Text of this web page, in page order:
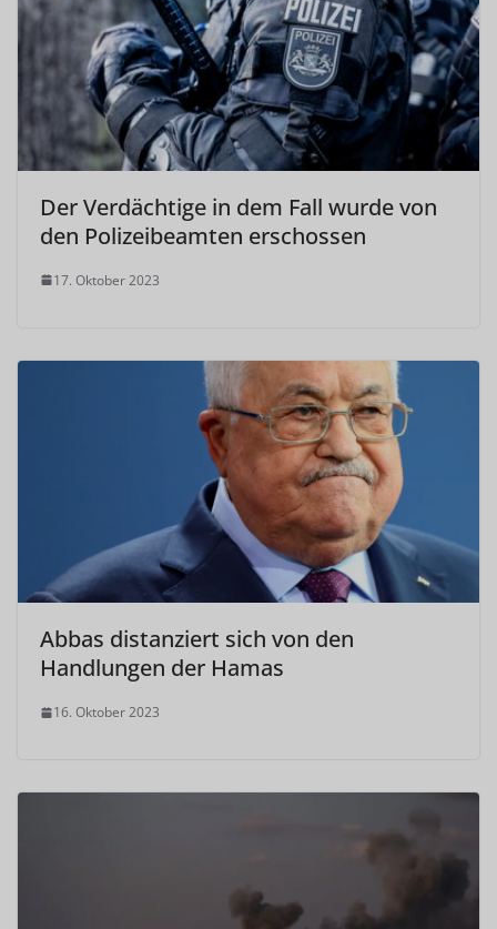
Der Verdächtige in dem Fall wurde von
den Polizeibeamten erschossen
17. Oktober 2023
Abbas distanziert sich von den
Handlungen der Hamas
16. Oktober 2023